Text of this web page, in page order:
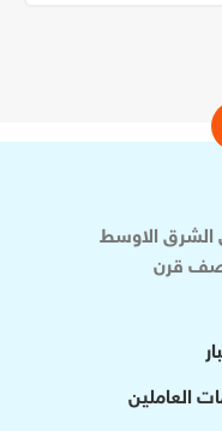
الشرق الاوسط
نصف قرن
العاملين